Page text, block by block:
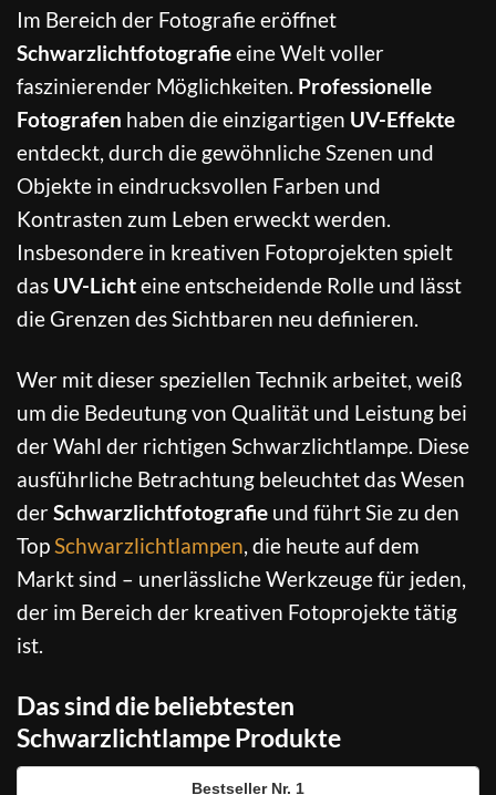
Im Bereich der Fotografie eröffnet
Schwarzlichtfotografieeine Welt voller
faszinierender Möglichkeiten. Professionelle
Fotografen haben die einzigartigen UV-Effekte
entdeckt, durch die gewöhnliche Szenen und
Objekte in eindrucksvollen Farben und
Kontrasten zum Leben erweckt werden.
Insbesondere in kreativen Fotoprojekten spielt
das UV-Lichteine entscheidende Rolle und lässt
die Grenzen des Sichtbaren neu definieren.
Wer mit dieser speziellen Technik arbeitet, weiß
um die Bedeutung von Qualität und Leistung bei
der Wahl der richtigen Schwarzlichtlampe. Diese
ausführliche Betrachtung beleuchtet das Wesen
derSchwarzlichtfotografie und führt Sie zu den
Top Schwarzlichtlampen , die heute auf dem
Markt sind – unerlässliche Werkzeuge für jeden,
der im Bereich der kreativen Fotoprojekte tätig
ist.
Das sind die beliebtesten
Schwarzlichtlampe Produkte
1